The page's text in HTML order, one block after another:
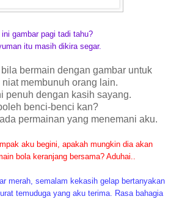
gambar pagi tadi tahu?
itu masih dikira segar.
bermain dengan gambar untuk
niat membunuh orang lain.
penuh dengan kasih sayang.
benci-benci kan?
permainan yang menemani aku.
aku begini, apakah mungkin dia akan
bola keranjang bersama? Aduhai..
merah, semalam kekasih gelap bertanyakan
temuduga yang aku terima. Rasa bahagia